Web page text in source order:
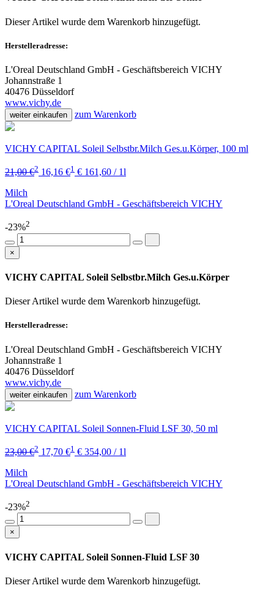
Dieser Artikel wurde dem Warenkorb hinzugefügt.
Herstelleradresse:
L'Oreal Deutschland GmbH - Geschäftsbereich VICHY
Johannstraße 1
40476 Düsseldorf
www.vichy.de
weiter einkaufen zum Warenkorb
VICHY CAPITAL Soleil Selbstbr.Milch Ges.u.Körper, 100 ml
21,00 €2 16,16 €1 € 161,60 / 1l
Milch
L'Oreal Deutschland GmbH - Geschäftsbereich VICHY
-23%2
×
VICHY CAPITAL Soleil Selbstbr.Milch Ges.u.Körper
Dieser Artikel wurde dem Warenkorb hinzugefügt.
Herstelleradresse:
L'Oreal Deutschland GmbH - Geschäftsbereich VICHY
Johannstraße 1
40476 Düsseldorf
www.vichy.de
weiter einkaufen zum Warenkorb
VICHY CAPITAL Soleil Sonnen-Fluid LSF 30, 50 ml
23,00 €2 17,70 €1 € 354,00 / 1l
Milch
L'Oreal Deutschland GmbH - Geschäftsbereich VICHY
-23%2
×
VICHY CAPITAL Soleil Sonnen-Fluid LSF 30
Dieser Artikel wurde dem Warenkorb hinzugefügt.